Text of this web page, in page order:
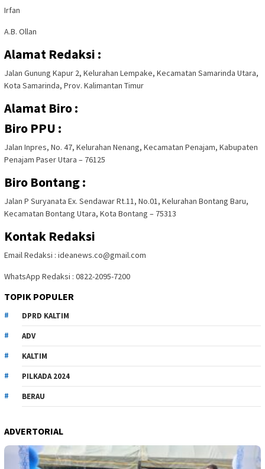
Irfan
A.B. Ollan
Alamat Redaksi :
Jalan Gunung Kapur 2, Kelurahan Lempake, Kecamatan Samarinda Utara,
Kota Samarinda, Prov. Kalimantan Timur
Alamat Biro :
Biro PPU :
Jalan Inpres, No. 47, Kelurahan Nenang, Kecamatan Penajam, Kabupaten
Penajam Paser Utara – 76125
Biro Bontang :
Jalan P Suryanata Ex. Sendawar Rt.11, No.01, Kelurahan Bontang Baru,
Kecamatan Bontang Utara, Kota Bontang – 75313
Kontak Redaksi
Email Redaksi : ideanews.co@gmail.com
WhatsApp Redaksi : 0822-2095-7200
TOPIK POPULER
DPRD KALTIM
ADV
KALTIM
PILKADA 2024
BERAU
ADVERTORIAL